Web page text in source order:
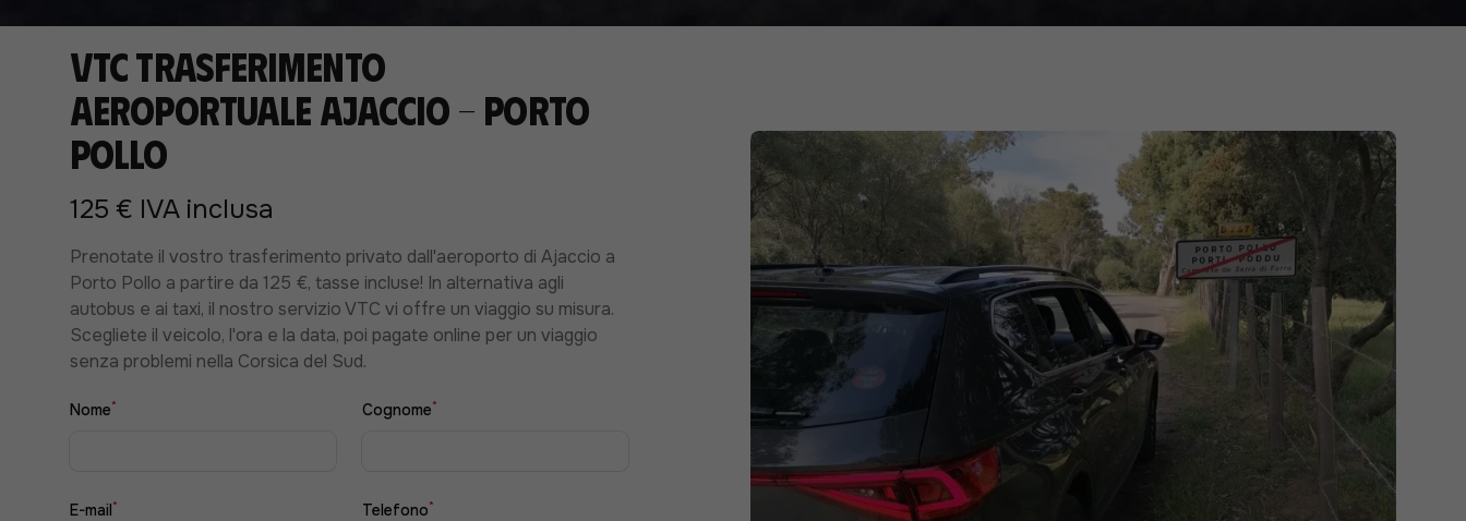
VTC Trasferimento
aeroportuale Ajaccio - Porto
Pollo
125 € IVA inclusa
Prenotate il vostro trasferimento privato dall'aeroporto di Ajaccio a
Porto Pollo a partire da 125 €, tasse incluse! In alternativa agli
autobus e ai taxi, il nostro servizio VTC vi offre un viaggio su misura.
Scegliete il veicolo, l'ora e la data, poi pagate online per un viaggio
senza problemi nella Corsica del Sud.
Nome* Cognome*
E-mail* Telefono*